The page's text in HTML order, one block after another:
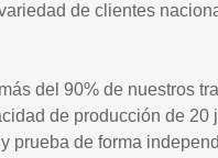
de clientes
del 90% de nuestros
de producción de 20
de forma